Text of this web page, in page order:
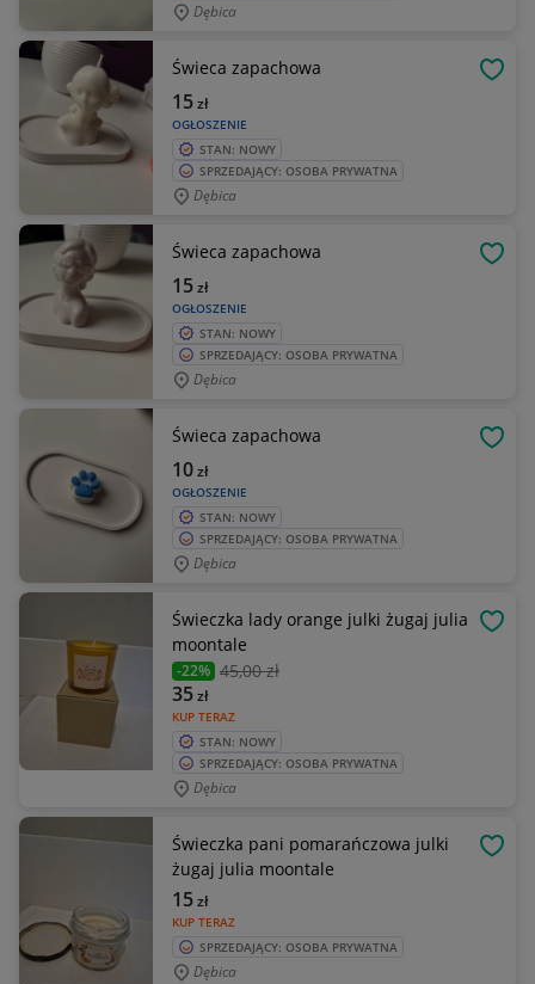
Dębica
Świeca zapachowa
OGŁOSZENIE
15zł
STAN: NOWY
SPRZEDAJĄCY: OSOBA PRYWATNA
Dębica
Świeca zapachowa
OGŁOSZENIE
15zł
STAN: NOWY
SPRZEDAJĄCY: OSOBA PRYWATNA
Dębica
Świeca zapachowa
OGŁOSZENIE
10zł
STAN: NOWY
SPRZEDAJĄCY: OSOBA PRYWATNA
Dębica
Świeczka lady orange julki żugaj julia
moontale
-22% 45,00 zł
KUP TERAZ
35zł
STAN: NOWY
SPRZEDAJĄCY: OSOBA PRYWATNA
Dębica
Świeczka pani pomarańczowa julki
żugaj julia moontale
KUP TERAZ
15zł
SPRZEDAJĄCY: OSOBA PRYWATNA
Dębica